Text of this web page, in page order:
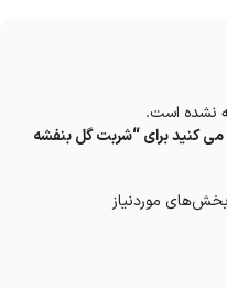
نشده است.
می کنید برای “شربت گل بنفشه
بخش‌های موردنیاز